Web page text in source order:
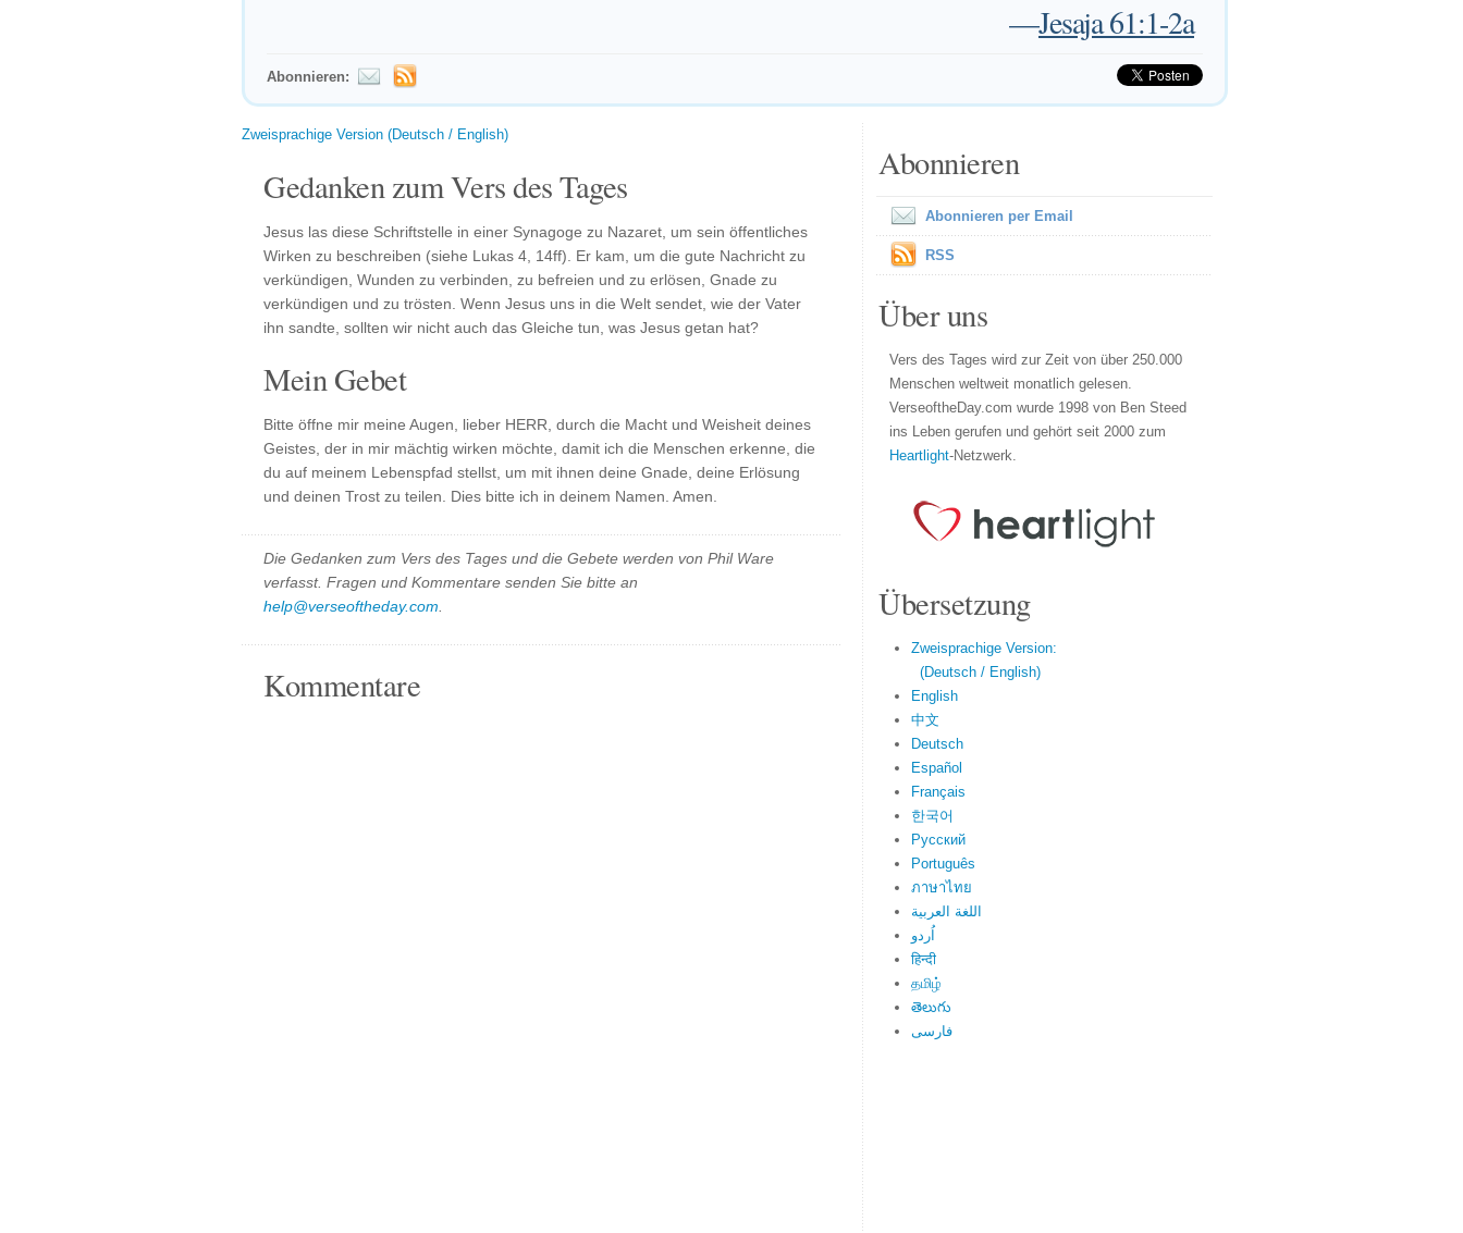
—Jesaja 61:1-2a
Abonnieren:
Zweisprachige Version (Deutsch / English)
Gedanken zum Vers des Tages
Jesus las diese Schriftstelle in einer Synagoge zu Nazaret, um sein öffentliches
Wirken zu beschreiben (siehe Lukas 4, 14ff). Er kam, um die gute Nachricht zu
verkündigen, Wunden zu verbinden, zu befreien und zu erlösen, Gnade zu
verkündigen und zu trösten. Wenn Jesus uns in die Welt sendet, wie der Vater
ihn sandte, sollten wir nicht auch das Gleiche tun, was Jesus getan hat?
Mein Gebet
Bitte öffne mir meine Augen, lieber HERR, durch die Macht und Weisheit deines
Geistes, der in mir mächtig wirken möchte, damit ich die Menschen erkenne, die
du auf meinem Lebenspfad stellst, um mit ihnen deine Gnade, deine Erlösung
und deinen Trost zu teilen. Dies bitte ich in deinem Namen. Amen.
Die Gedanken zum Vers des Tages und die Gebete werden von Phil Ware
verfasst. Fragen und Kommentare senden Sie bitte an
help@verseoftheday.com
Kommentare
Abonnieren
Abonnieren per Email
RSS
Über uns
Vers des Tages wird zur Zeit von über 250.000
Menschen weltweit monatlich gelesen.
VerseoftheDay.com wurde 1998 von Ben Steed
ins Leben gerufen und gehört seit 2000 zum
Heartlight-Netzwerk.
Übersetzung
Zweisprachige Version:
(Deutsch / English)
English
中文
Deutsch
Español
Français
한국어
Русский
Português
ภาษาไทย
اللغة العربية
اُردو
हिन्दी
தமிழ்
తెలుగు
فارسی